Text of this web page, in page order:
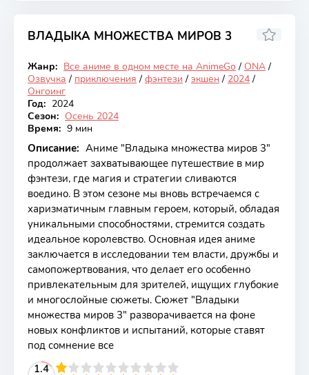
ВЛАДЫКА МНОЖЕСТВА МИРОВ 3
Онгоинг
7.2
Жанр: Все аниме в одном месте на AnimeGo / ONA /
Озвучка / приключения / фэнтези / экшен / 2024 /
Онгоинг
Год: 2024
Сезон: Осень 2024
Время: 9 мин
Описание: Аниме "Владыка множества миров 3"
продолжает захватывающее путешествие в мир
фэнтези, где магия и стратегии сливаются
воедино. В этом сезоне мы вновь встречаемся с
харизматичным главным героем, который, обладая
уникальными способностями, стремится создать
идеальное королевство. Основная идея аниме
заключается в исследовании тем власти, дружбы и
самопожертвования, что делает его особенно
привлекательным для зрителей, ищущих глубокие
и многослойные сюжеты. Сюжет "Владыки
множества миров 3" разворачивается на фоне
новых конфликтов и испытаний, которые ставят
под сомнение все
1.4
4 5 6 7 8 9 10